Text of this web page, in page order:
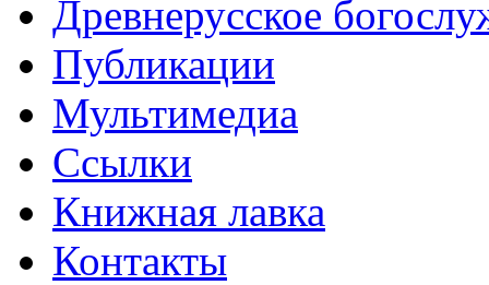
Древнерусское
Публикации
Мультимедиа
Ссылки
Книжная лавка
Контакты